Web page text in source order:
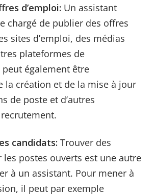
d’emploi: Un assistant
chargé de publier des offres
sites d’emploi, des médias
plateformes de
également être
la création et de la mise à jour
de poste et d’autres
candidats:Trouver des
les postes ouverts est une autre
à un assistant. Pour mener à
il peut par exemple